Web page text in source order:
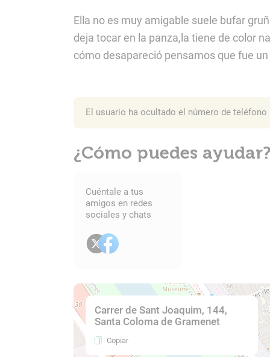
Ella no es muy amigable suele bufar
deja tocar en la panza,la tiene de color
cómo desapareció pensamos que fue
El usuario ha ocultado el número de teléfono
¿Cómo puedes ayudar?
Cuéntale a tus
amigos en redes
sociales y chats
Carrer de Sant Joaquim, 144,
Santa Coloma de Gramenet
Copiar